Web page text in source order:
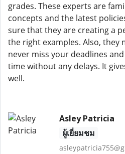
grades. These experts are
concepts and the latest
sure that they are creating a
the right examples. Also, they
never miss your deadlines
time without any delays. It
well.
Asley Patricia
ผู้เยี่ยมชม